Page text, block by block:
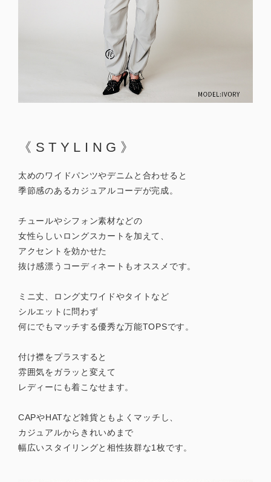
《STYLING》
太めのワイドパンツやデニムと合わせると
季節感のあるカジュアルコーデが完成。
チュールやシフォン素材などの
女性らしいロングスカートを加えて、
アクセントを効かせた
抜け感漂うコーディネートもオススメです。
ミニ丈、ロング丈ワイドやタイトなど
シルエットに問わず
何にでもマッチする優秀な万能TOPSです。
付け襟をプラスすると
雰囲気をガラッと変えて
レディーにも着こなせます。
CAPやHATなど雑貨ともよくマッチし、
カジュアルからきれいめまで
幅広いスタイリングと相性抜群な1枚です。